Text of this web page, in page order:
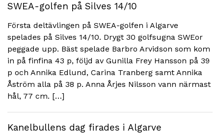
SWEA-golfen på Silves 14/10
Första deltävlingen på SWEA-golfen i Algarve
spelades på Silves 14/10. Drygt 30 golfsugna SWEor
peggade upp. Bäst spelade Barbro Arvidson som kom
in på finfina 43 p, följd av Gunilla Frey Hansson på 39
p och Annika Edlund, Carina Tranberg samt Annika
Åström alla på 38 p. Anna Årjes Nilsson vann närmast
hål, 77 cm. […]
Kanelbullens dag firades i Algarve